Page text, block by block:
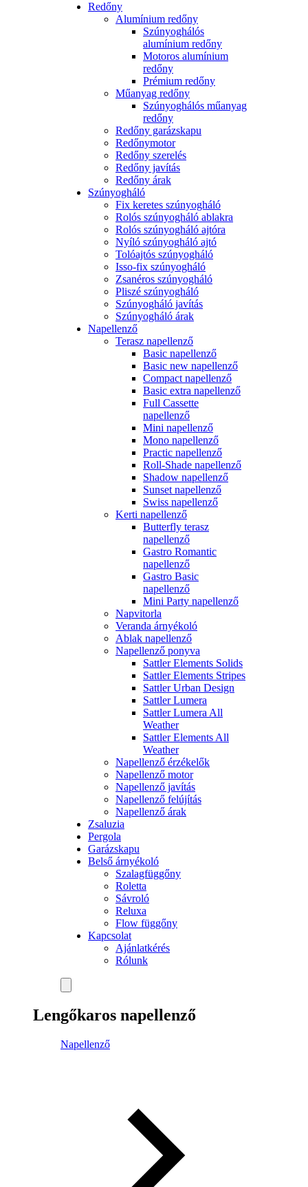
Redőny
Alumínium redőny
Szúnyoghálós
alumínium redőny
Motoros alumínium
redőny
Prémium redőny
Műanyag redőny
Szúnyoghálós műanyag
redőny
Redőny garázskapu
Redőnymotor
Redőny szerelés
Redőny javítás
Redőny árak
Szúnyogháló
Fix keretes szúnyogháló
Rolós szúnyogháló ablakra
Rolós szúnyogháló ajtóra
Nyíló szúnyogháló ajtó
Tolóajtós szúnyogháló
Isso-fix szúnyogháló
Zsanéros szúnyogháló
Pliszé szúnyogháló
Szúnyogháló javítás
Szúnyogháló árak
Napellenző
Terasz napellenző
Basic napellenző
Basic new napellenző
Compact napellenző
Basic extra napellenző
Full Cassette
napellenző
Mini napellenző
Mono napellenző
Practic napellenző
Roll-Shade napellenző
Shadow napellenző
Sunset napellenző
Swiss napellenző
Kerti napellenző
Butterfly terasz
napellenző
Gastro Romantic
napellenző
Gastro Basic
napellenző
Mini Party napellenző
Napvitorla
Veranda árnyékoló
Ablak napellenző
Napellenző ponyva
Sattler Elements Solids
Sattler Elements Stripes
Sattler Urban Design
Sattler Lumera
Sattler Lumera All
Weather
Sattler Elements All
Weather
Napellenző érzékelők
Napellenző motor
Napellenző javítás
Napellenző felújítás
Napellenző árak
Zsaluzia
Pergola
Garázskapu
Belső árnyékoló
Szalagfüggőny
Roletta
Sávroló
Reluxa
Flow függőny
Kapcsolat
Ajánlatkérés
Rólunk
Lengőkaros napellenző
Napellenző